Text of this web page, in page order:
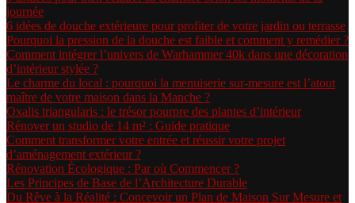
journée
6 idées de douche extérieure pour profiter de votre jardin ou terrasse
Pourquoi la pression de la douche est faible et comment y remédier ?
Comment intégrer l’univers de Warhammer 40k dans une décoration
d’intérieur stylée ?
Le charme du local : pourquoi la menuiserie sur-mesure est l’atout
maître de votre maison dans la Manche ?
Oxalis triangularis : le trésor pourpre des plantes d’intérieur
Rénover un studio de 14 m² : Guide pratique
Comment transformer votre entrée et réussir votre projet
d’aménagement extérieur ?
Rénovation Écologique : Par où Commencer ?
Les Principes de Base de l’Architecture Durable
Du Rêve à la Réalité : Concevoir un Plan de Maison Sur Mesure et